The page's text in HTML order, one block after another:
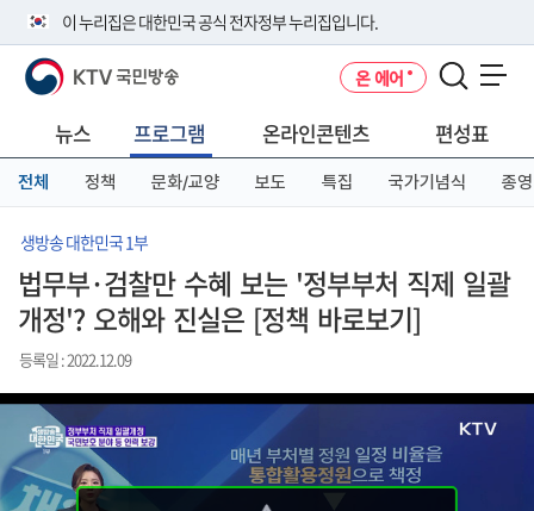
이 누리집은 대한민국 공식 전자정부 누리집입니다.
공식 누리집 주소 확인하기
니다.
이밖에 or.kr 또는 .kr등 다른 도메인 주소를 사용하고 있다면 아래 URL에
서 도메인 주소를 확인해 보세요
KTV 국민방송 온 에어
뉴스 프로그램 온라인콘텐츠 편성표
전체 정책 문화/교양 보도 특집 국가기념식 종영
생방송 대한민국 1부
법무부·검찰만 수혜 보는 '정부부처 직제 일괄
개정'? 오해와 진실은 [정책 바로보기]
등록일 : 2022.12.09